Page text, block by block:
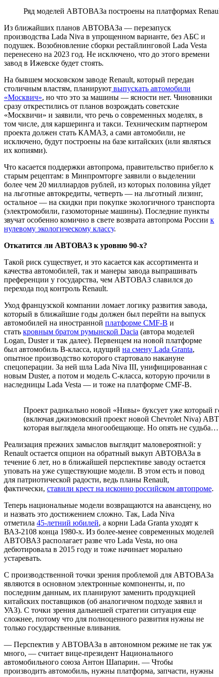
Ряд моделей АВТОВАЗа построены на платформах
Из ближайших планов АВТОВАЗа — перезапуск
производства Lada Niva в упрощенном варианте, без АБС и
подушек. Возобновление сборки рестайлинговой Lada Vesta
перенесено на 2023 год. Не исключено, что до этого времени
завод в Ижевске будет стоять.
На бывшем московском заводе Renault, который передан
столичным властям, планируют выпускать автомобили
«Москвич», но что это за машины — ясности нет. Чиновники
сразу открестились от планов возрождать советские
«Москвичи» и заявили, что речь о современных моделях, в
том числе, для каршеринга и такси. Техническим партнером
проекта должен стать КАМАЗ, а сами автомобили, не
исключено, будут построены на базе китайских (или являться
их копиями).
Что касается поддержки автопрома, правительство прибегло к
старым рецептам: в Минпромторге заявили о выделении
более чем 20 миллиардов рублей, из которых половина уйдет
на льготные автокредиты, четверть — на льготный лизинг,
остальное — на скидки при покупке экологичного транспорта
(электромобили, газомоторные машины). Последние пункты
звучат особенно комично в свете возврата автопрома России к
нулевому экологическому классу.
Откатится ли АВТОВАЗ к уровню 90-х?
Такой риск существует, и это касается как ассортимента и
качества автомобилей, так и манеры завода выпрашивать
преференции у государства, чем АВТОВАЗ славился до
перехода под контроль Renault.
Уход французской компании ломает логику развития завода,
который в ближайшие годы должен был перейти на выпуск
автомобилей на иностранной платформе CMF-B и
стать кровным братом румынской Dacia (автора моделей
Logan, Duster и так далее). Первенцем на новой платформе
был автомобиль В-класса, идущий на смену Lada Granta,
опытное производство которого стартовало накануне
спецоперации. За ней шла Lada Niva III, унифицированная с
новым Duster, а потом и модель С-класса, которую прочили в
наследницы Lada Vesta — и тоже на платформе CMF-B.
Проект радикально новой «Нивы» буксует уже который
(включая джиэмовский проект новой Chevrolet Niva)
которая выглядела многообещающе. Но опять не судьба…
Реализация прежних замыслов выглядит маловероятной: у
Renault остается опцион на обратный выкуп АВТОВАЗа в
течение 6 лет, но в ближайшей перспективе заводу остается
уповать на уже существующие модели. В этом есть и повод
для патриотической радости, ведь планы Renault,
фактически, ставили крест на исконно российском автопроме.
Теперь национальные модели возвращаются на авансцену, но
и назвать это достижением сложно. Так, Lada Niva
отметила 45-летний юбилей, а корни Lada Granta уходят к
ВАЗ-2108 конца 1980-х. Из более-менее современных моделей
АВТОВАЗ располагает разве что Lada Vesta, но она
дебютировала в 2015 году и тоже начинает морально
устаревать.
С производственной точки зрения проблемой для АВТОВАЗа
являются в основном электронные компоненты, и, по
последним данным, их планируют заменить продукцией
китайских поставщиков (об аналогичном подходе заявил и
УАЗ). С точки зрения дальнешей стратегии ситуация еще
сложнее, потому что для полноценного развития нужны не
только государственные вливания.
— Перспектив у АВТОВАЗа в автономном режиме не так уж
много, — считает вице-президент Национального
автомобильного союза Антон Шапарин. — Чтобы
производить автомобиль, нужны платформа, запчасти, нужны